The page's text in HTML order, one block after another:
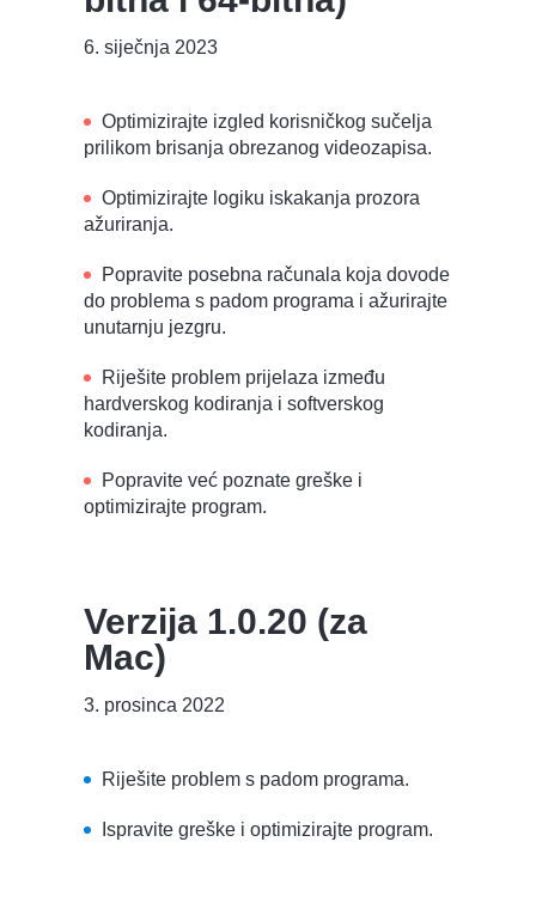
6. siječnja 2023
Optimizirajte izgled korisničkog sučelja
prilikom brisanja obrezanog videozapisa.
Optimizirajte logiku iskakanja prozora
ažuriranja.
Popravite posebna računala koja dovode
do problema s padom programa i ažurirajte
unutarnju jezgru.
Riješite problem prijelaza između
hardverskog kodiranja i softverskog
kodiranja.
Popravite već poznate greške i
optimizirajte program.
Verzija 1.0.20 (za
Mac)
3. prosinca 2022
Riješite problem s padom programa.
Ispravite greške i optimizirajte program.